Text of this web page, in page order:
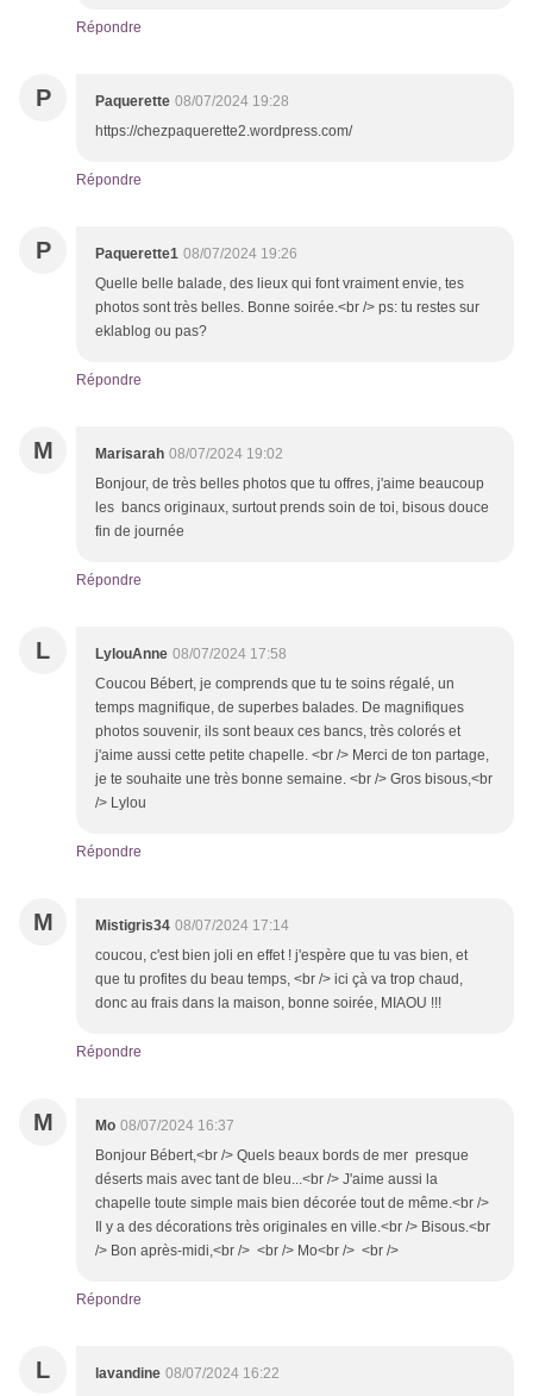
Répondre
P Paquerette 08/07/2024 19:28
https://chezpaquerette2.wordpress.com/
Répondre
P Paquerette1 08/07/2024 19:26
Quelle belle balade, des lieux qui font vraiment envie, tes
photos sont très belles. Bonne soirée.<br /> ps: tu restes sur
eklablog ou pas?
Répondre
M Marisarah 08/07/2024 19:02
Bonjour, de très belles photos que tu offres, j'aime beaucoup
les bancs originaux, surtout prends soin de toi, bisous douce
fin de journée
Répondre
L LylouAnne 08/07/2024 17:58
Coucou Bébert, je comprends que tu te soins régalé, un
temps magnifique, de superbes balades. De magnifiques
photos souvenir, ils sont beaux ces bancs, très colorés et
j'aime aussi cette petite chapelle. <br /> Merci de ton partage,
je te souhaite une très bonne semaine. <br /> Gros bisous,<br
/> Lylou
Répondre
M Mistigris34 08/07/2024 17:14
coucou, c'est bien joli en effet ! j'espère que tu vas bien, et
que tu profites du beau temps, <br /> ici çà va trop chaud,
donc au frais dans la maison, bonne soirée, MIAOU !!!
Répondre
M Mo 08/07/2024 16:37
Bonjour Bébert,<br /> Quels beaux bords de mer presque
déserts mais avec tant de bleu...<br /> J'aime aussi la
chapelle toute simple mais bien décorée tout de même.<br />
Il y a des décorations très originales en ville.<br /> Bisous.<br
/> Bon après-midi,<br /> <br /> Mo<br /> <br />
Répondre
L lavandine 08/07/2024 16:22